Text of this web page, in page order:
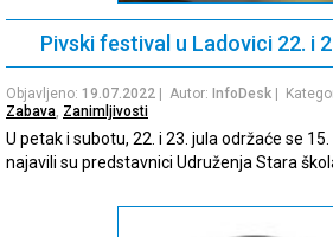
Pivski festival u Ladovici 22. i
Objavljeno: 19.07.2022 | Autor: InfoDesk |
Zabava, Zanimljivosti
U petak i subotu, 22. i 23. jula održaće se
najavili su predstavnici Udruženja Stara